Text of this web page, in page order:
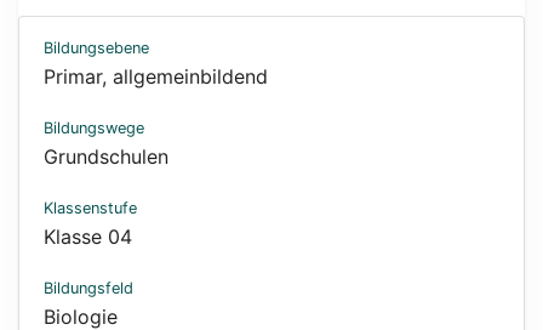
Bildungsebene
Primar, allgemeinbildend
Bildungswege
Grundschulen
Klassenstufe
Klasse 04
Bildungsfeld
Biologie